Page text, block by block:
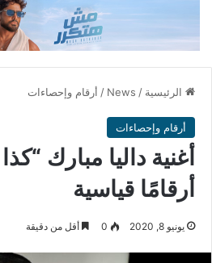
الرئيسية /
News
/ أرقام وإحصاءات
أرقام وإحصاءات
أغنية داليا مبارك
أرقامًا قياسية
يونيو 8, 2020 0 أقل من دقيقة